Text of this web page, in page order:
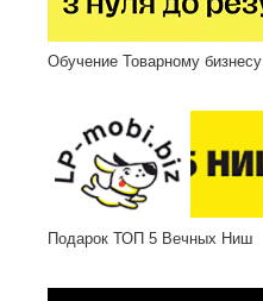
Обучение Товарному бизнесу
Подарок ТОП 5 Вечных Ниш